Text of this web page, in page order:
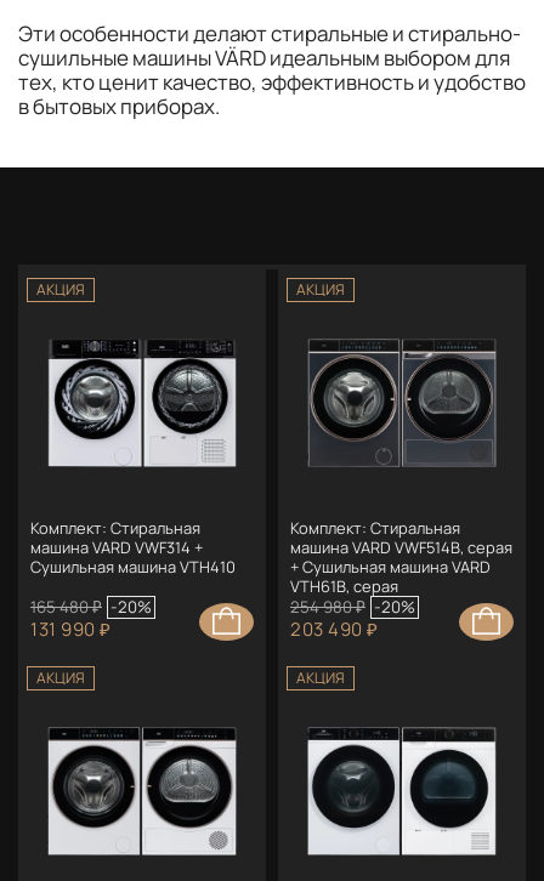
Эти особенности делают стиральные и стирально-
сушильные машины VÄRD идеальным выбором для
тех, кто ценит качество, эффективность и удобство
в бытовых приборах.
АКЦИЯ
Комплект: Стиральная
машина VARD VWF314 +
Сушильная машина VTH410
165 480 ₽ -20%
131 990 ₽
АКЦИЯ
Комплект: Стиральная
машина VARD VWF514B, серая
+ Сушильная машина VARD
VTH61B, серая
254 980 ₽ -20%
203 490 ₽
АКЦИЯ АКЦИЯ